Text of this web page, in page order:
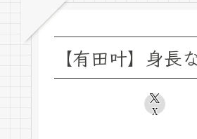
【有田叶】身
X